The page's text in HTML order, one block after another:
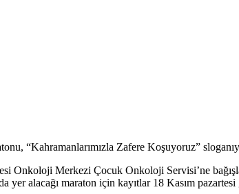
“Kahramanlarımızla Zafere Koşuyoruz”
Onkoloji Merkezi Çocuk Onkoloji Servisi’ne
alacağı maraton için kayıtlar 18 Kasım pazartesi